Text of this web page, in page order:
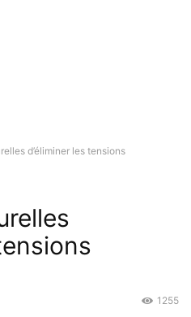
d’éliminer les tensions
1255